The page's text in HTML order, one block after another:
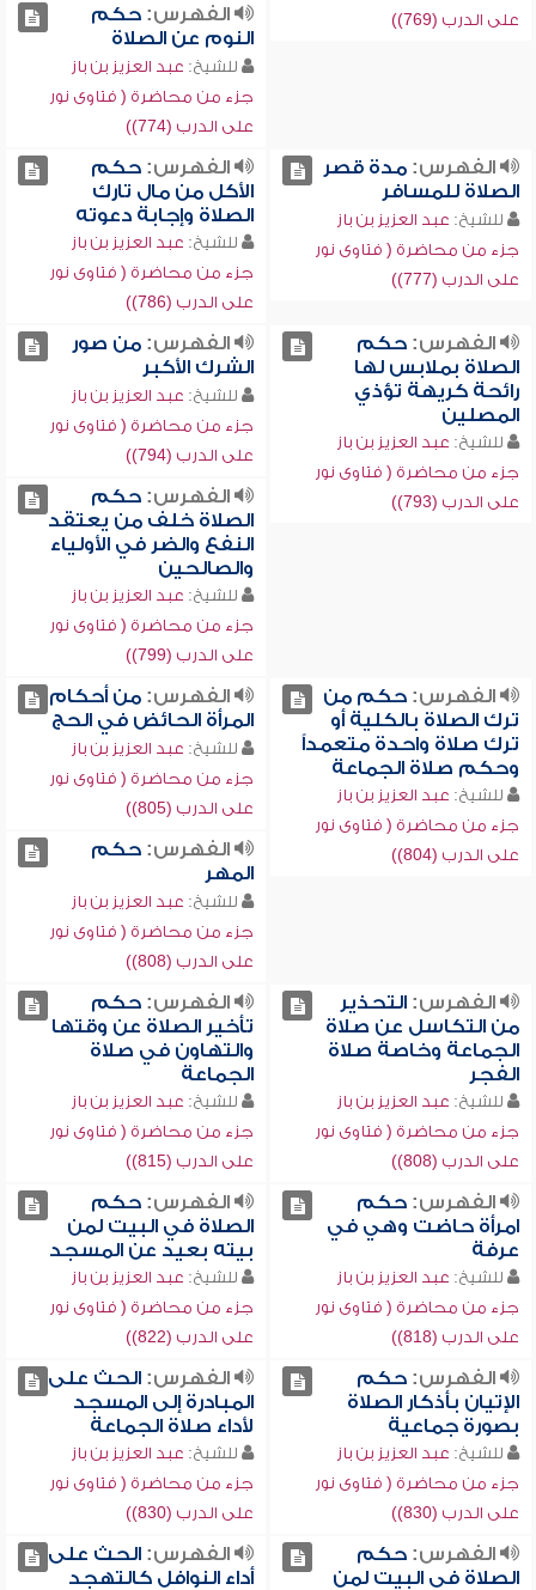
على الدرب (769))
الفهرس:حكم
النوم عن الصلاة
للشيخ: عبد العزيز بن باز
جزء من محاضرة ( فتاوى نور
على الدرب (774))
الفهرس:مدة قصر
الصلاة للمسافر
للشيخ: عبد العزيز بن باز
جزء من محاضرة ( فتاوى نور
على الدرب (777))
الفهرس:حكم
الأكل من مال تارك
الصلاة وإجابة دعوته
للشيخ: عبد العزيز بن باز
جزء من محاضرة ( فتاوى نور
على الدرب (786))
الفهرس:حكم
الصلاة بملابس لها
رائحة كريهة تؤذي
المصلين
للشيخ: عبد العزيز بن باز
جزء من محاضرة ( فتاوى نور
على الدرب (793))
الفهرس:من صور
الشرك الأكبر
للشيخ: عبد العزيز بن باز
جزء من محاضرة ( فتاوى نور
على الدرب (794))
الفهرس:حكم
الصلاة خلف من يعتقد
النفع والضر في الأولياء
والصالحين
للشيخ: عبد العزيز بن باز
جزء من محاضرة ( فتاوى نور
على الدرب (799))
الفهرس:حكم من
ترك الصلاة بالكلية أو
ترك صلاة واحدة متعمداً
وحكم صلاة الجماعة
للشيخ: عبد العزيز بن باز
جزء من محاضرة ( فتاوى نور
على الدرب (804))
الفهرس:من أحكام
المرأة الحائض في الحج
للشيخ: عبد العزيز بن باز
جزء من محاضرة ( فتاوى نور
على الدرب (805))
الفهرس:حكم
المهر
للشيخ: عبد العزيز بن باز
جزء من محاضرة ( فتاوى نور
على الدرب (808))
الفهرس:التحذير
من التكاسل عن صلاة
الجماعة وخاصة صلاة
الفجر
للشيخ: عبد العزيز بن باز
جزء من محاضرة ( فتاوى نور
على الدرب (808))
الفهرس:حكم
تأخير الصلاة عن وقتها
والتهاون في صلاة
الجماعة
للشيخ: عبد العزيز بن باز
جزء من محاضرة ( فتاوى نور
على الدرب (815))
الفهرس:حكم
امرأة حاضت وهي في
عرفة
للشيخ: عبد العزيز بن باز
جزء من محاضرة ( فتاوى نور
على الدرب (818))
الفهرس:حكم
الصلاة في البيت لمن
بيته بعيد عن المسجد
للشيخ: عبد العزيز بن باز
جزء من محاضرة ( فتاوى نور
على الدرب (822))
الفهرس:حكم
الإتيان بأذكار الصلاة
بصورة جماعية
للشيخ: عبد العزيز بن باز
جزء من محاضرة ( فتاوى نور
على الدرب (830))
الفهرس:الحث على
المبادرة إلى المسجد
لأداء صلاة الجماعة
للشيخ: عبد العزيز بن باز
جزء من محاضرة ( فتاوى نور
على الدرب (830))
الفهرس:حكم
الصلاة في البيت لمن
الفهرس:الحث على
أداء النوافل كالتهجد